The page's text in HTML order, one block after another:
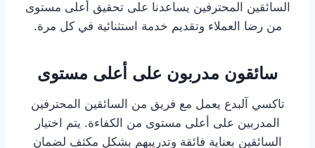
السائقين المحترفين يساعدنا على تحقيق أعلى مستوى
من رضا العملاء وتقديم خدمة استثنائية في كل مرة.
سائقون مدربون على أعلى مستوى
تاكسي آلبدع يعمل مع فريق من السائقين المحترفين
المدربين على أعلى مستوى من الكفاءة. يتم اختيار
السائقين بعناية فائقة وتدريبهم بشكل مكثف لضمان